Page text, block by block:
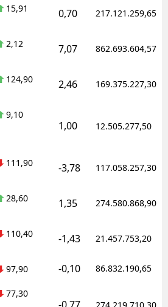
15,91 0,70 217.121.259,65
2,12 7,07 862.693.604,57
124,90 2,46 169.375.227,30
9,10
1,00 12.505.277,50
111,90 -3,78 117.058.257,30
28,60 1,35 274.580.868,90
110,40 -1,43 21.457.753,20
97,90 -0,10 86.832.190,65
77,30
274.219.710,30